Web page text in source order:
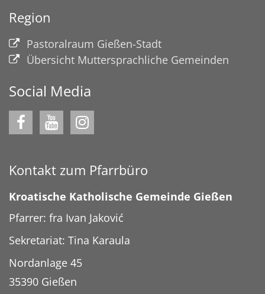
Region
Pastoralraum Gießen-Stadt
Übersicht Muttersprachliche Gemeinden
Social Media
Kontakt zum Pfarrbüro
Kroatische Katholische Gemeinde Gießen
Pfarrer: fra Ivan Jaković
Sekretariat: Tina Karaula
Nordanlage 45
35390 Gießen